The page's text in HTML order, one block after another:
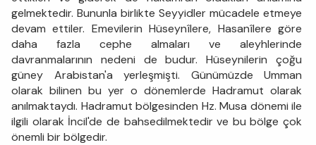
gelmektedir. Bununla birlikte Seyyidler mücadele etmeye
devam ettiler. Emevilerin Hüseynîlere, Hasanîlere göre
daha fazla cephe almaları ve aleyhlerinde
davranmalarının nedeni de budur. Hüseynilerin çoğu
güney Arabistan'a yerleşmişti. Günümüzde Umman
olarak bilinen bu yer o dönemlerde Hadramut olarak
anılmaktaydı. Hadramut bölgesinden Hz. Musa dönemi ile
ilgili olarak İncil'de de bahsedilmektedir ve bu bölge çok
önemli bir bölgedir.